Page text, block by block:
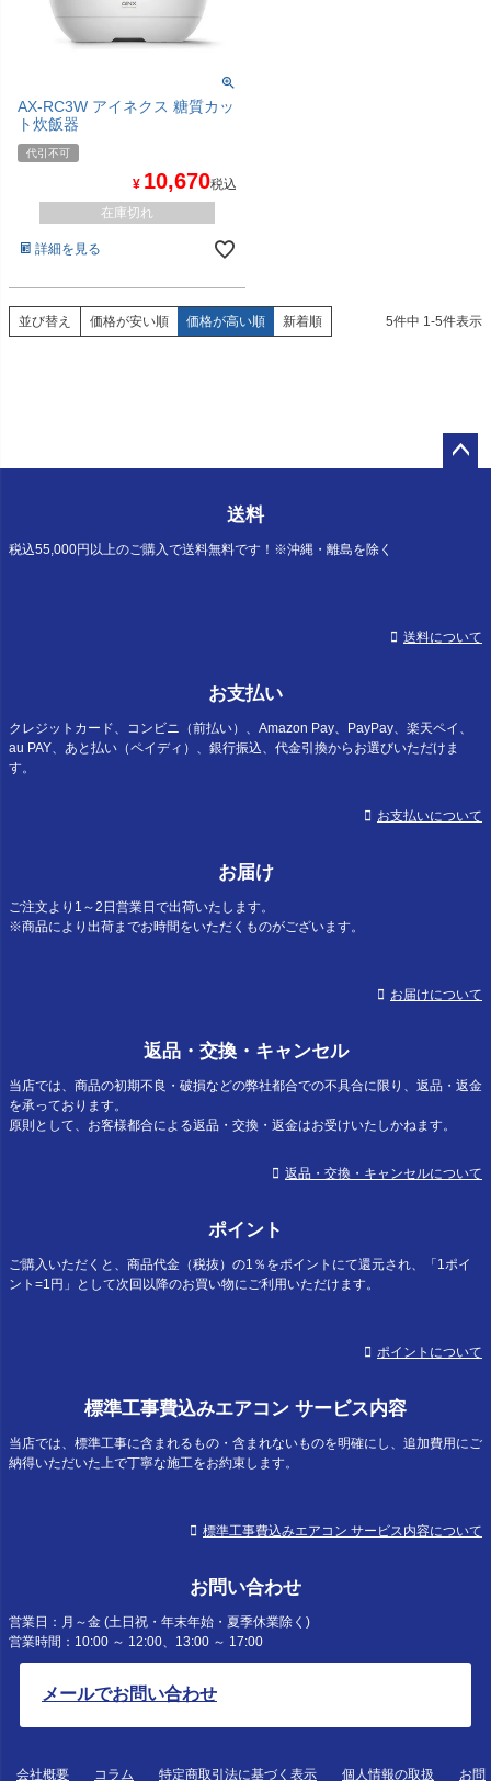
AX-RC3W アイネクス 糖質カッ
ト炊飯器
代引不可
¥ 10,670税込
在庫切れ
詳細を見る
並び替え 価格が安い順 価格が高い順 新着順 5件中 1-5件表示
送料
税込55,000円以上のご購入で送料無料です！※沖縄・離島を除く
送料について
お支払い
クレジットカード、コンビニ（前払い）、Amazon Pay、PayPay、楽天ペイ、
au PAY、あと払い（ペイディ）、銀行振込、代金引換からお選びいただけま
す。
お支払いについて
お届け
ご注文より1～2日営業日で出荷いたします。
※商品により出荷までお時間をいただくものがございます。
お届けについて
返品・交換・キャンセル
当店では、商品の初期不良・破損などの弊社都合での不具合に限り、返品・返金
を承っております。
原則として、お客様都合による返品・交換・返金はお受けいたしかねます。
返品・交換・キャンセルについて
ポイント
ご購入いただくと、商品代金（税抜）の1％をポイントにて還元され、「1ポイ
ント=1円」として次回以降のお買い物にご利用いただけます。
ポイントについて
標準工事費込みエアコン サービス内容
当店では、標準工事に含まれるもの・含まれないものを明確にし、追加費用にご
納得いただいた上で丁寧な施工をお約束します。
標準工事費込みエアコン サービス内容について
お問い合わせ
営業日：月～金 (土日祝・年末年始・夏季休業除く)
営業時間：10:00 ～ 12:00、13:00 ～ 17:00
メールでお問い合わせ
会社概要 コラム 特定商取引法に基づく表示 個人情報の取扱 お問